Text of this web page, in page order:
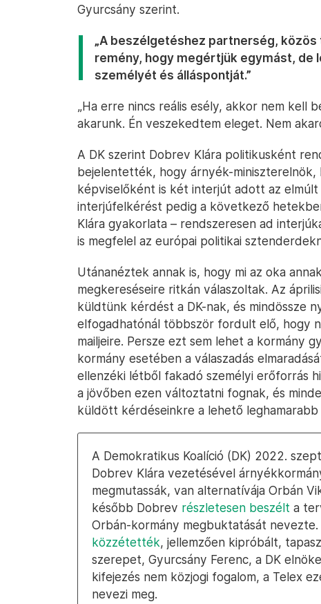
Gyurcsány szerint.
„A beszélgetéshez partnerség,
remény, hogy megértjük egymást,
személyét és álláspontját.”
„Ha erre nincs reális esély, akkor nem kell
akarunk. Én veszekedtem eleget. Nem
A DK szerint Dobrev Klára politikusként
bejelentették, hogy árnyék-
képviselőként is két interjút adott az
interjúfelkérést pedig a következő
Klára gyakorlata – rendszeresen ad
is megfelel az európai politikai
Utánanéztek annak is, hogy mi az oka
megkereséseire ritkán válaszoltak. Az
küldtünk kérdést a DK-nak, és mindössze
elfogadhatónál többször fordult elő, hogy
mailjeire. Persze ezt sem lehet a kormány
kormány esetében a válaszadás
ellenzéki létből fakadó személyi erőforrás
a jövőben ezen változtatni fognak, és
küldött kérdéseinkre a lehető leghamarabb
A Demokratikus Koalíció (DK) 2022.
Dobrev Klára vezetésével
megmutassák, van alternatívája Orbán
később Dobrev részletesen beszélt a
Orbán-kormány megbuktatását
közzétették, jellemzően kipróbált,
szerepet, Gyurcsány Ferenc, a DK
kifejezés nem közjogi fogalom, a Telex
nevezi meg.